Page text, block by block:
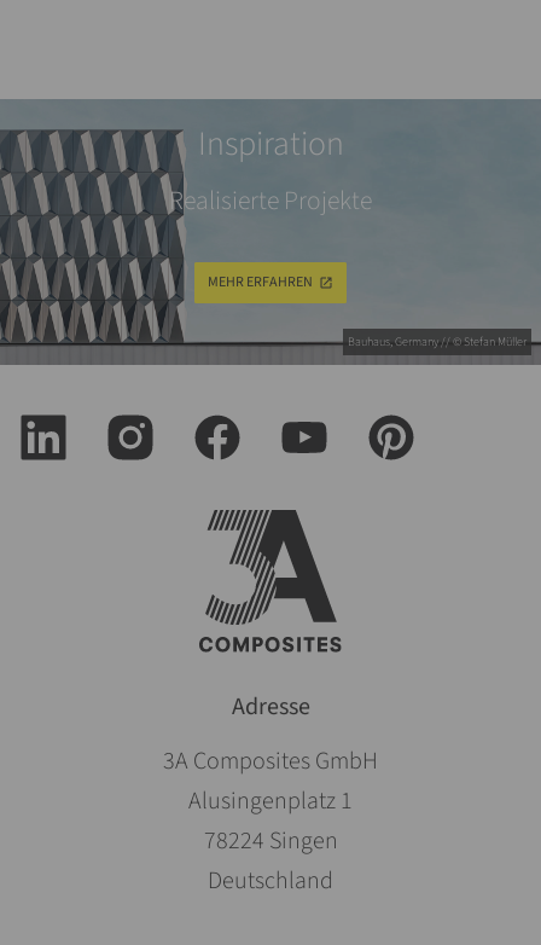
Bauhaus, Germany // © Stefan Müller
Inspiration
Realisierte Projekte
MEHR ERFAHREN
Adresse
3A Composites GmbH
Alusingenplatz 1
78224 Singen
Deutschland